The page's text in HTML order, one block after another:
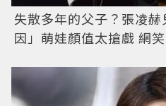
失散多年的父子？張凌
因」萌娃顏值太搶戲 網